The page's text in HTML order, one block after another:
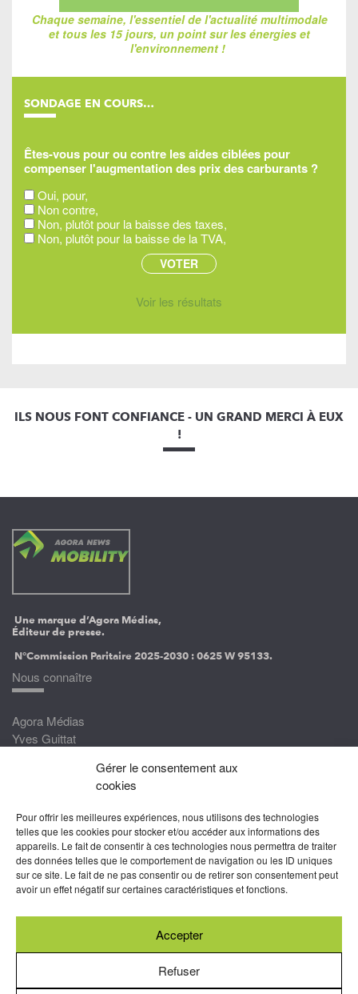
Gérer le consentement aux
cookies
Pour offrir les meilleures expériences, nous utilisons des technologies
telles que les cookies pour stocker et/ou accéder aux informations des
appareils. Le fait de consentir à ces technologies nous permettra de traiter
des données telles que le comportement de navigation ou les ID uniques
sur ce site. Le fait de ne pas consentir ou de retirer son consentement peut
avoir un effet négatif sur certaines caractéristiques et fonctions.
Accepter
Refuser
Chaque semaine, l'essentiel de l'actualité multimodale
et tous les 15 jours, un point sur les énergies et
l'environnement !
SONDAGE EN COURS…
Êtes-vous pour ou contre les aides ciblées pour
compenser l'augmentation des prix des carburants ?
Oui, pour,
Non contre,
Non, plutôt pour la baisse des taxes,
Non, plutôt pour la baisse de la TVA,
Voir les résultats
ILS NOUS FONT CONFIANCE - UN GRAND MERCI À EUX
!
Une marque d’Agora Médias,
Éditeur de presse.
N°Commission Paritaire 2025-2030 :0625 W 95133.
Nous connaître
Agora Médias
Yves Guittat
Devenez correspondant
Rejoignez nos experts
Devenez Partenaire
Nous suivre
Abonnez-vous à nos newsletters